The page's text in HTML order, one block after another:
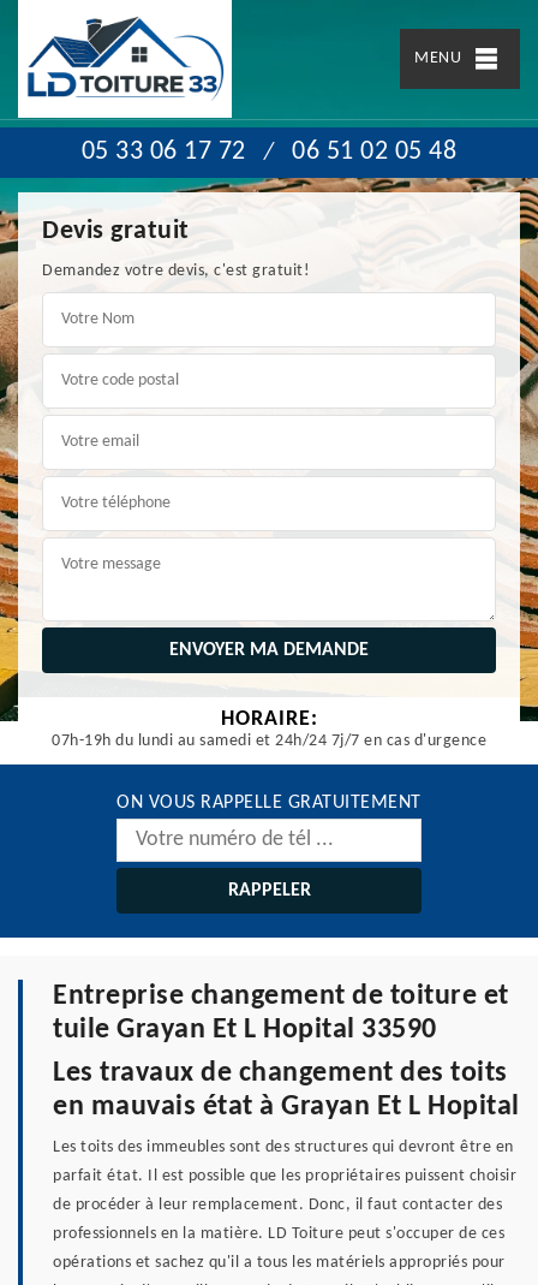
MENU
05 33 06 17 72 / 06 51 02 05 48
Devis gratuit
Demandez votre devis, c'est gratuit!
HORAIRE:
07h-19h du lundi au samedi et 24h/24 7j/7 en cas d'urgence
ON VOUS RAPPELLE GRATUITEMENT
Entreprise changement de toiture et
tuile Grayan Et L Hopital 33590
Les travaux de changement des toits
en mauvais état à Grayan Et L Hopital
Les toits des immeubles sont des structures qui devront être en
parfait état. Il est possible que les propriétaires puissent choisir
de procéder à leur remplacement. Donc, il faut contacter des
professionnels en la matière. LD Toiture peut s'occuper de ces
opérations et sachez qu'il a tous les matériels appropriés pour